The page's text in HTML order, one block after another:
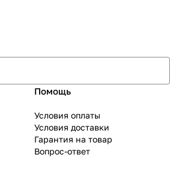
Помощь
Условия оплаты
Условия доставки
Гарантия на товар
Вопрос-ответ